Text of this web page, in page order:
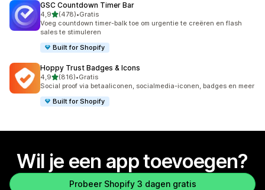
GSC Countdown Timer Bar
4,9van 5 sterren
(478)
478 recensies in totaal
•Gratis
Voeg countdown timer-balk toe om urgentie te creëren en flash
sales te stimuleren
Built for Shopify
Hoppy Trust Badges & Icons
4,9van 5 sterren
(816)
816 recensies in totaal
•Gratis
Social proof via betaaliconen, socialmedia-iconen, badges en meer
Built for Shopify
Wil je een app toevoegen?
Probeer Shopify 3 dagen gratis